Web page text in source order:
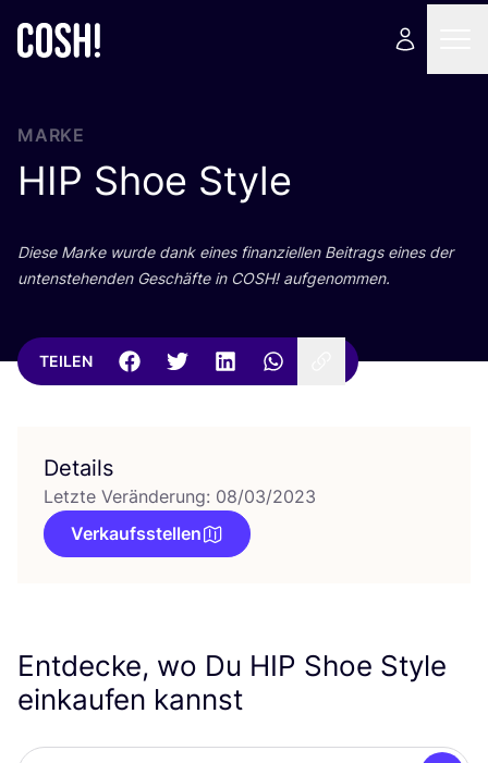
MARKE
HIP Shoe Style
Die­se Mar­ke wur­de dank eines finan­zi­el­len Bei­trags eines der
unten­ste­hen­den Geschäf­te in COSH! aufgenommen.
TEILEN
Details
Letzte Veränderung: 08/03/2023
Verkaufsstellen
Entdecke, wo Du HIP Shoe Style
einkaufen kannst